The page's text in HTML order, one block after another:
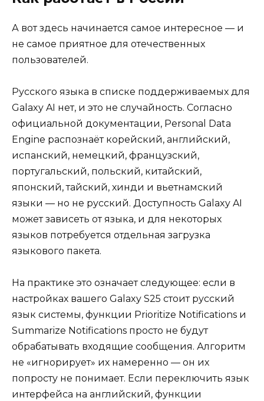
А вот здесь начинается самое интересное — и
не самое приятное для отечественных
пользователей.
Русского языка в списке поддерживаемых для
Galaxy AI нет, и это не случайность. Согласно
официальной документации, Personal Data
Engine распознаёт корейский, английский,
испанский, немецкий, французский,
португальский, польский, китайский,
японский, тайский, хинди и вьетнамский
языки — но не русский. Доступность Galaxy AI
может зависеть от языка, и для некоторых
языков потребуется отдельная загрузка
языкового пакета.
На практике это означает следующее: если в
настройках вашего Galaxy S25 стоит русский
язык системы, функции Prioritize Notifications и
Summarize Notifications просто не будут
обрабатывать входящие сообщения. Алгоритм
не «игнорирует» их намеренно — он их
попросту не понимает. Если переключить язык
интерфейса на английский, функции